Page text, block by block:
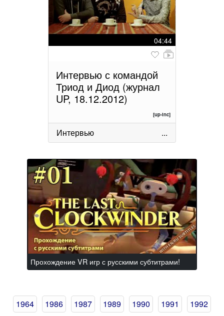
04:44
Интервью с командой
Триод и Диод (журнал
UP, 18.12.2012)
[up-inc]
Интервью ...
Прохождение VR игр с русскими субтитрами!
1964 1986 1987 1989 1990 1991
1992